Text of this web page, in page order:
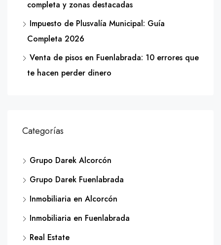
completa y zonas destacadas
Impuesto de Plusvalía Municipal: Guía
Completa 2026
Venta de pisos en Fuenlabrada: 10 errores que
te hacen perder dinero
Categorías
Grupo Darek Alcorcón
Grupo Darek Fuenlabrada
Inmobiliaria en Alcorcón
Inmobiliaria en Fuenlabrada
Real Estate